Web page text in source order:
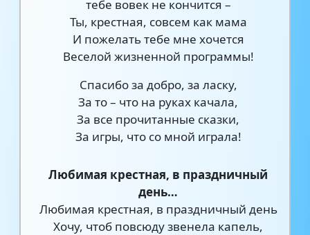
тебе вовек не кончится –
Ты, крестная, совсем как мама
И пожелать тебе мне хочется
Веселой жизненной программы!
Спасибо за добро, за ласку,
За то – что на руках качала,
За все прочитанные сказки,
За игры, что со мной играла!
Любимая крестная, в праздничный
день…
Любимая крестная, в праздничный день
Хочу, чтоб повсюду звенела капель,